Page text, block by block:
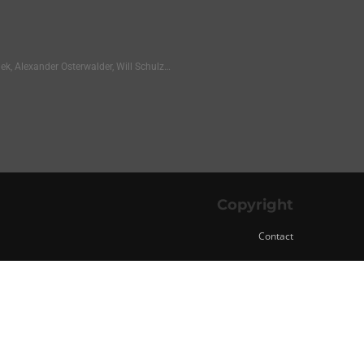
Alexander Osterwalder, Will Schulz…
Copyright
Contact